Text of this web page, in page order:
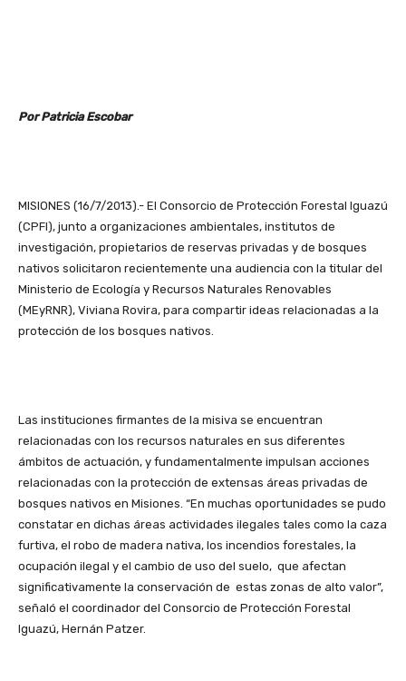
Por Patricia Escobar
MISIONES (16/7/2013).- El Consorcio de Protección Forestal Iguazú
(CPFI), junto a organizaciones ambientales, institutos de
investigación, propietarios de reservas privadas y de bosques
nativos solicitaron recientemente una audiencia con la titular del
Ministerio de Ecología y Recursos Naturales Renovables
(MEyRNR), Viviana Rovira, para compartir ideas relacionadas a la
protección de los bosques nativos.
Las instituciones firmantes de la misiva se encuentran
relacionadas con los recursos naturales en sus diferentes
ámbitos de actuación, y fundamentalmente impulsan acciones
relacionadas con la protección de extensas áreas privadas de
bosques nativos en Misiones. “En muchas oportunidades se pudo
constatar en dichas áreas actividades ilegales tales como la caza
furtiva, el robo de madera nativa, los incendios forestales, la
ocupación ilegal y el cambio de uso del suelo, que afectan
significativamente la conservación de estas zonas de alto valor”,
señaló el coordinador del Consorcio de Protección Forestal
Iguazú, Hernán Patzer.